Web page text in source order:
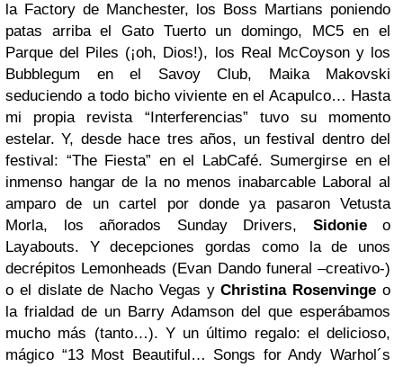
la Factory de Manchester, los Boss Martians poniendo
patas arriba el Gato Tuerto un domingo, MC5 en el
Parque del Piles (¡oh, Dios!), los Real McCoyson y los
Bubblegum en el Savoy Club, Maika Makovski
seduciendo a todo bicho viviente en el Acapulco… Hasta
mi propia revista “Interferencias” tuvo su momento
estelar. Y, desde hace tres años, un festival dentro del
festival: “The Fiesta” en el LabCafé. Sumergirse en el
inmenso hangar de la no menos inabarcable Laboral al
amparo de un cartel por donde ya pasaron Vetusta
Morla, los añorados Sunday Drivers, Sidonieo
Layabouts. Y decepciones gordas como la de unos
decrépitos Lemonheads (Evan Dando funeral –creativo-)
o el dislate de Nacho Vegas yChristina Rosenvinge o
la frialdad de un Barry Adamson del que esperábamos
mucho más (tanto…). Y un último regalo: el delicioso,
mágico “13 Most Beautiful… Songs for Andy Warhol´s